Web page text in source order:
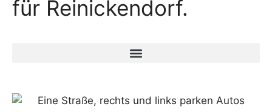
für Reinickendorf.